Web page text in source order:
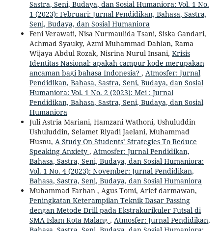
Sastra, Seni, Budaya, dan Sosial Humaniora: Vol. 1 No.
1 (2023): Februari: Jurnal Pendidikan, Bahasa, Sastra,
Seni, Budaya, dan Sosial Humaniora
Feni Verawati, Nisa Nurmaulida Tsani, Siska Gandari,
Achmad Syauky, Azmi Muhammad Dahlan, Rama
Wijaya Abdul Rozak, Nisrina Nurul Insani, Krisis
Identitas Nasional: apakah campur kode merupakan
ancaman bagi bahasa Indonesia? , Atmosfer: Jurnal
Pendidikan, Bahasa, Sastra, Seni, Budaya, dan Sosial
Humaniora: Vol. 1 No. 2 (2023): Mei : Jurnal
Pendidikan, Bahasa, Sastra, Seni, Budaya, dan Sosial
Humaniora
Juli Astria Mariani, Hamzani Wathoni, Ushuluddin
Ushuluddin, Selamet Riyadi Jaelani, Muhammad
Husnu, A Study On Students’ Strategies To Reduce
Speaking Anxiety , Atmosfer: Jurnal Pendidikan,
Bahasa, Sastra, Seni, Budaya, dan Sosial Humaniora:
Vol. 1 No. 4 (2023): November: Jurnal Pendidikan,
Bahasa, Sastra, Seni, Budaya, dan Sosial Humaniora
Muhammad Farhan , Agus Tomi, Arief darmawan,
Peningkatan Keterampilan Teknik Dasar Passing
dengan Metode Drill pada Ekstrakurikuler Futsal di
SMA Islam Kota Malang , Atmosfer: Jurnal Pendidikan,